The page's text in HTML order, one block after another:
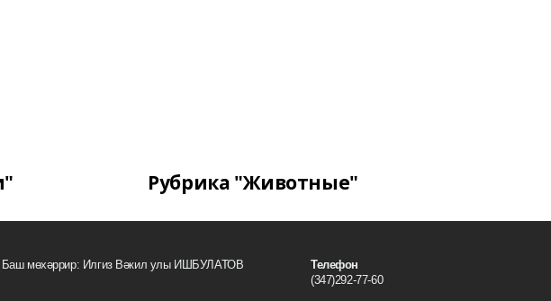
Рубрика "Животные"
Баш мөхәррир: Илгиз Вәкил улы ИШБУЛАТОВ
Телефон
(347)292-77-60